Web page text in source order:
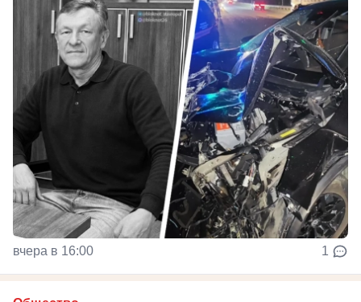
вчера в 16:00 1